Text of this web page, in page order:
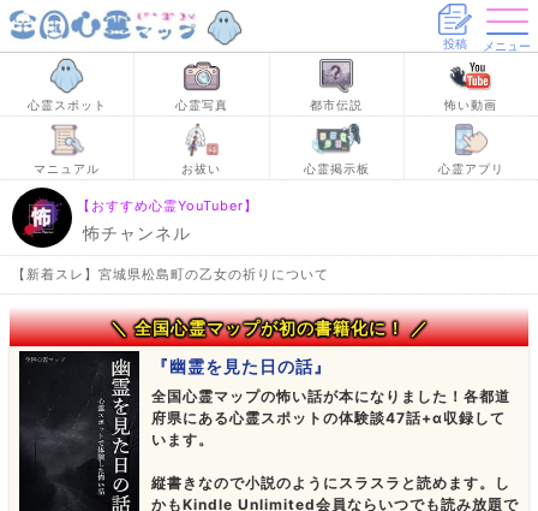
投稿 メニュー
心霊スポット 心霊写真 都市伝説 怖い動画
マニュアル お祓い 心霊掲示板 心霊アプリ
【おすすめ心霊YouTuber】
怖チャンネル
【新着スレ】宮城県松島町の乙女の祈りについて
＼ 全国心霊マップが初の書籍化に！ ／
『幽霊を見た日の話』
全国心霊マップの怖い話が本になりました！各都道
府県にある心霊スポットの体験談47話+α収録して
います。
縦書きなので小説のようにスラスラと読めます。し
かもKindle Unlimited会員ならいつでも読み放題で